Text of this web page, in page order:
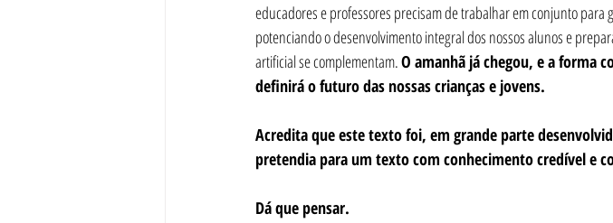
educadores e professores precisam de trabalhar em conjunto para
potenciando o desenvolvimento integral dos nossos alunos e
artificial se complementam. O amanhã já chegou, e a forma
definirá o futuro das nossas crianças e jovens.
Acredita que este texto foi, em grande parte
pretendia para um texto com conhecimento credível e
Dá que pensar.